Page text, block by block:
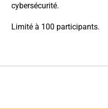
cybersécurité.
Limité à 100 participants.